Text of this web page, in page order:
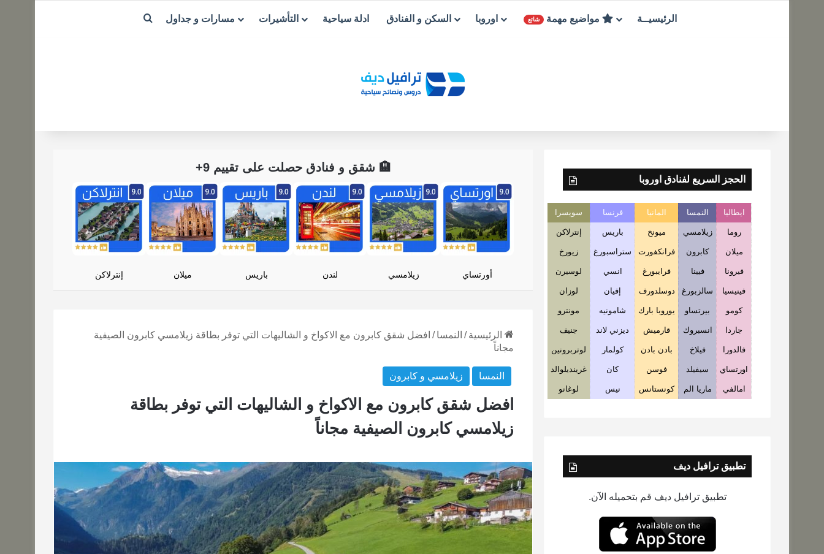
الرئيسيــة مواضيع مهمة شائع اوروبا السكن و الفنادق ادلة سياحية التأشيرات مسارات و جداول بحث عن
🏨 شقق و فنادق حصلت على تقييم 9+
أورتساي زيلامسي لندن باريس ميلان إنترلاكن
الرئيسية / النمسا / افضل شقق كابرون مع الاكواخ و الشاليهات التي توفر بطاقة زيلامسي كابرون الصيفية
مجاناً
النمسا زيلامسي و كابرون
افضل شقق كابرون مع الاكواخ و الشاليهات التي توفر بطاقة
زيلامسي كابرون الصيفية مجاناً
الحجز السريع لفنادق اوروبا
ايطاليا النمسا المانيا فرنسا سويسرا
روما زيلامسي ميونخ باريس إنترلاكن
ميلان كابرون فرانكفورت ستراسبورغ زيورخ
فيرونا فيينا فرايبورغ انسي لوسيرن
فينيسيا سالزبورغ دوسلدورف إفيان لوزان
كومو بيرتساو يوروبا بارك شامونيه مونترو
جاردا انسبروك قارميش ديزني لاند جنيف
فالدورا فيلاخ بادن بادن كولمار لوتربرونين
اورتساي سيفيلد فوسن كان غرينديلوالد
امالفي ماريا الم كونستانس نيس لوغانو
تطبيق ترافيل ديف
تطبيق ترافيل ديف قم بتحميله الآن.